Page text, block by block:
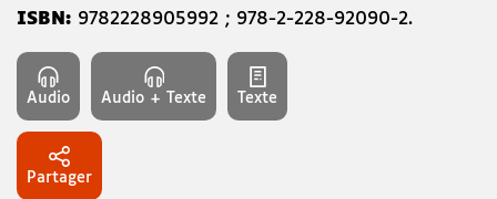
ISBN: 9782228905992 ; 978-2-228-92090-2.
Audio Audio + Texte Texte
Partager